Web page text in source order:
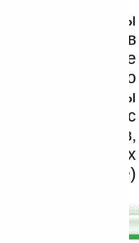
(спам). Мы
авторов
и развитие
программного
Также мы
Вас
авторов,
создающих
(freeware)